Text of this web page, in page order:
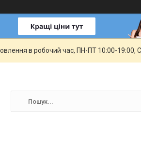
в робочий час, ПН-ПТ 10:00-19:00,